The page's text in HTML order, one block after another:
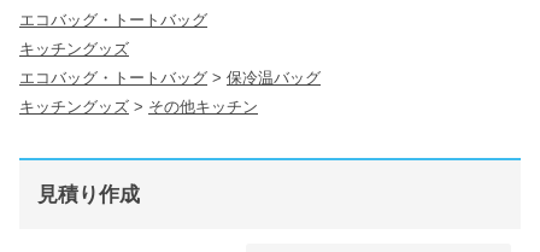
エコバッグ・トートバッグ
キッチングッズ
エコバッグ・トートバッグ > 保冷温バッグ
キッチングッズ > その他キッチン
見積り作成